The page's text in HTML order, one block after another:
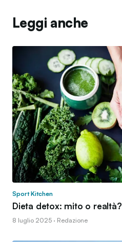
Leggi anche
Sport Kitchen
Dieta detox: mito o realtà?
8 luglio 2025 · Redazione